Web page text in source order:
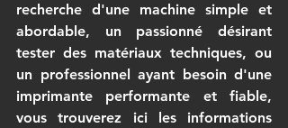
recherche d'une machine simple et
abordable, un passionné désirant
tester des matériaux techniques, ou
un professionnel
ayant besoin d'une
imprimante performante et fiable,
vous trouverez ici les informations